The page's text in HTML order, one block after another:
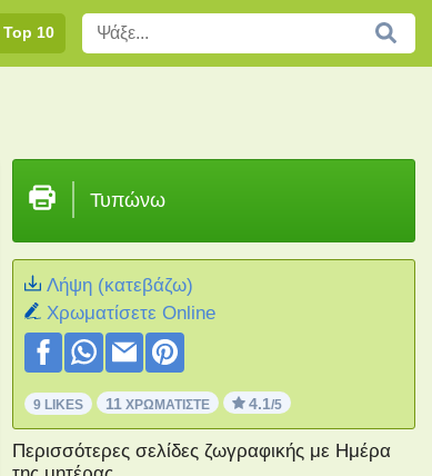
Top 10
Τυπώνω
Λήψη (κατεβάζω)
Xρωματίσετε Online
9 LIKES 11 ΧΡΩΜΑΤΊΣΤΕ 4.1/5
Περισσότερες σελίδες ζωγραφικής με Ημέρα